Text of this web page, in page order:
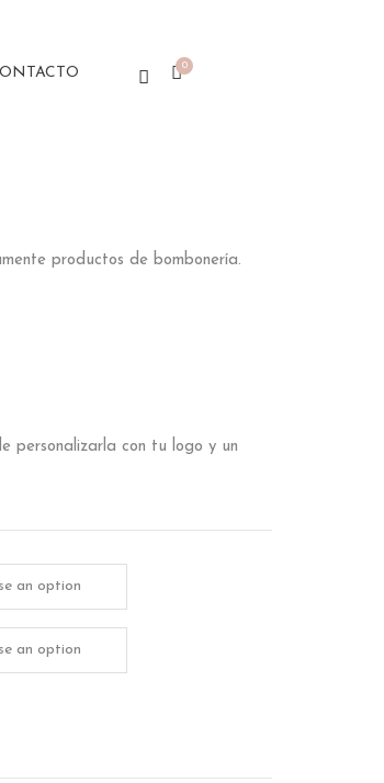
0
productos de bombonería.
personalizarla con tu logo y un